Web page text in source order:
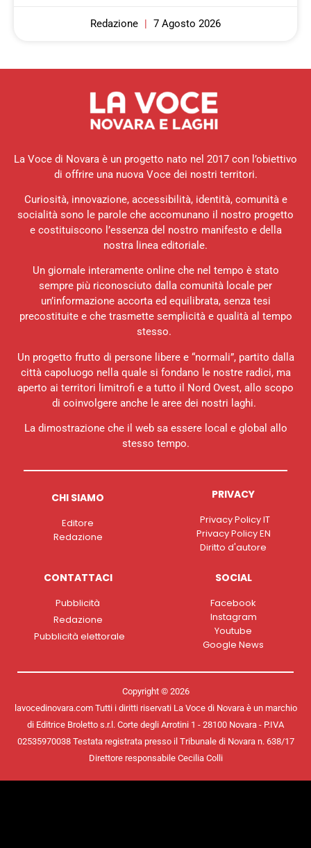
Redazione 7 Agosto 2026
La Voce di Novara è un progetto nato nel 2017 con l’obiettivo
di offrire una nuova Voce dei nostri territori.
Curiosità, innovazione, accessibilità, identità, comunità e
socialità sono le parole che accomunano il nostro progetto
e costituiscono l’essenza del nostro manifesto e della
nostra linea editoriale.
Un giornale interamente online che nel tempo è stato
sempre più riconosciuto dalla comunità locale per
un’informazione accorta ed equilibrata, senza tesi
precostituite e che trasmette semplicità e qualità al tempo
stesso.
Un progetto frutto di persone libere e “normali”, partito dalla
città capoluogo nella quale si fondano le nostre radici, ma
aperto ai territori limitrofi e a tutto il Nord Ovest, allo scopo
di coinvolgere anche le aree dei nostri laghi.
La dimostrazione che il web sa essere local e global allo
stesso tempo.
CHI SIAMO
Editore
Redazione
PRIVACY
Privacy Policy IT
Privacy Policy EN
Diritto d'autore
CONTATTACI
Pubblicità
Redazione
Pubblicità elettorale
SOCIAL
Facebook
Instagram
Youtube
Google News
Copyright © 2026
lavocedinovara.com Tutti i diritti riservati La Voce di Novara è un marchio
di Editrice Broletto s.r.l. Corte degli Arrotini 1 - 28100 Novara - P.IVA
02535970038 Testata registrata presso il Tribunale di Novara n. 638/17
Direttore responsabile Cecilia Colli